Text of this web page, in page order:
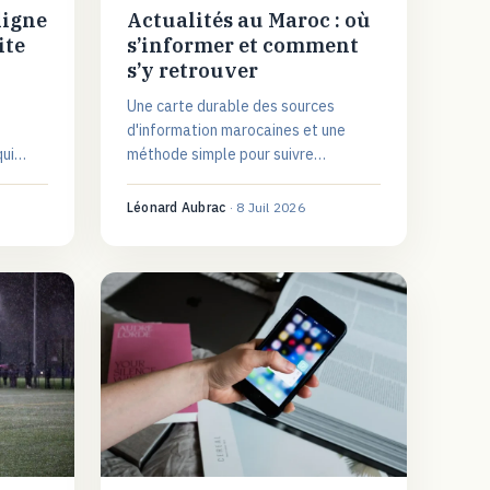
Actualités au Maroc : où
s’informer et comment
s’y retrouver
Une carte durable des sources
d'information marocaines et une
méthode simple pour suivre
dans le flux ni dans les rumeurs.
Léonard Aubrac · 8 Juil 2026